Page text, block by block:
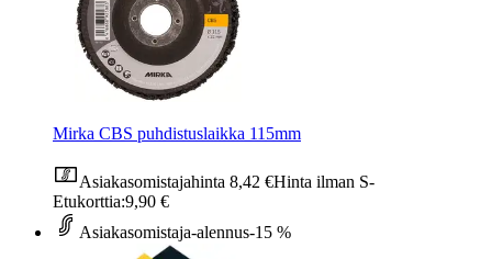
Mirka CBS puhdistuslaikka 115mm
Asiakasomistajahinta 8,42 €Hinta ilman S-
Etukorttia:9,90 €
Asiakasomistaja-alennus-15 %